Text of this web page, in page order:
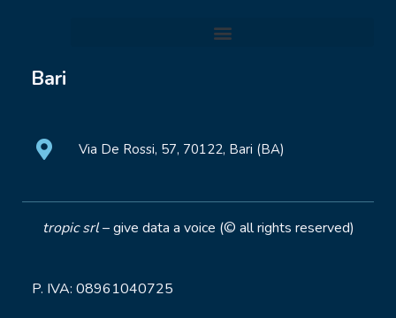
Bari
Via De Rossi, 57, 70122, Bari (BA)
tropic srl– give data a voice (© all rights reserved)
P. IVA: 08961040725